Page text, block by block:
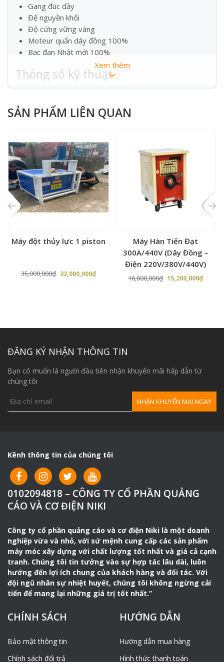
Gang đúc dầy
Đế nguyền khối
Độ cứng vững vàng
Moteur quấn dây đồng 100%
Bạc đạn Nhật mới 100%
Thông số kỹ thuật
Power
3 HP
Cắt được các loại sắt lớn
tối đa
125 mm – 150 mm
Xuất xứ
Bảo hành ( không BH
bạc đạn )
1 năm phần khung , 3
Xem thêm
SẢN PHẨM LIÊN QUAN
Máy đột thủy lực 1 piston
35,000,000₫ Giá
32,000,000₫Giá
Máy Hàn Tiến Đạt
300A/440V (Dây Đồng –
Điện 220V/380V/440V)
16,600,000₫ Giá
15,200,000₫Giá
ĐĂNG KÝ NHẬN THÔNG TIN
Bạn có muốn là người đầu tiên nhận khuyến mãi hấp dẫn từ
chúng tôi
Kênh thông tin của chúng tôi
0102094818 – CÔNG TY CỔ PHẦN QUẢNG
CÁO VÀ CƠ ĐIỆN NIKI
Công ty cổ phần quảng cáo và cơ điện Niki là một doanh
nghiệp vừa và nhỏ, với sứ mệnh cung cấp các sản phẩm
máy móc xây dựng với chất lượng tốt nhất và giá cả cạnh
tranh. Chúng tôi tin tưởng vào sự hợp tác lâu dài, luôn
hướng đến lợi ích chung của khách hàng và đối tác. Với
đội ngũ nhân sự nhiệt huyết, chúng tôi không ngừng cải
tiến để mang lại những giá trị tốt nhất.”
CHÍNH SÁCH
Bảo mật thông tin
Chính sách đổi trả
HƯỚNG DẪN
Hướng dẫn mua hàng
Hình thức thanh toán